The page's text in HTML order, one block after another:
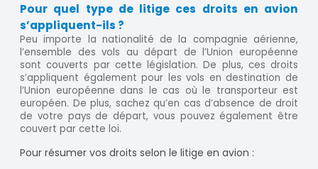
Pour quel type de litige ces droits en avion
s’appliquent-ils ?
Peu importe la nationalité de la compagnie aérienne,
l’ensemble des vols au départ de l’Union européenne
sont couverts par cette législation. De plus, ces droits
s’appliquent également pour les vols en destination de
l’Union européenne dans le cas où le transporteur est
européen. De plus, sachez qu’en cas d’absence de droit
de votre pays de départ, vous pouvez également être
couvert par cette loi.
Pour résumer vos droits selon le litige en avion :